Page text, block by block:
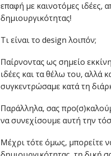
επαφή με καινοτόμες ιδέες,
δημιουργικότητας!
Τι είναι το design λοιπόν;
Παίρνοντας ως σημείο
ιδέες και τα θέλω του, αλλά
συγκεντρώσαμε κατά τη
Παράλληλα, σας
να συνεχίσουμε αυτή την
Μέχρι τότε όμως, μπορείτε